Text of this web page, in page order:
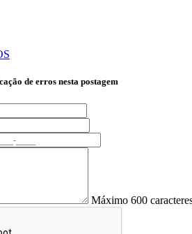
de erros nesta postagem
Máximo 600